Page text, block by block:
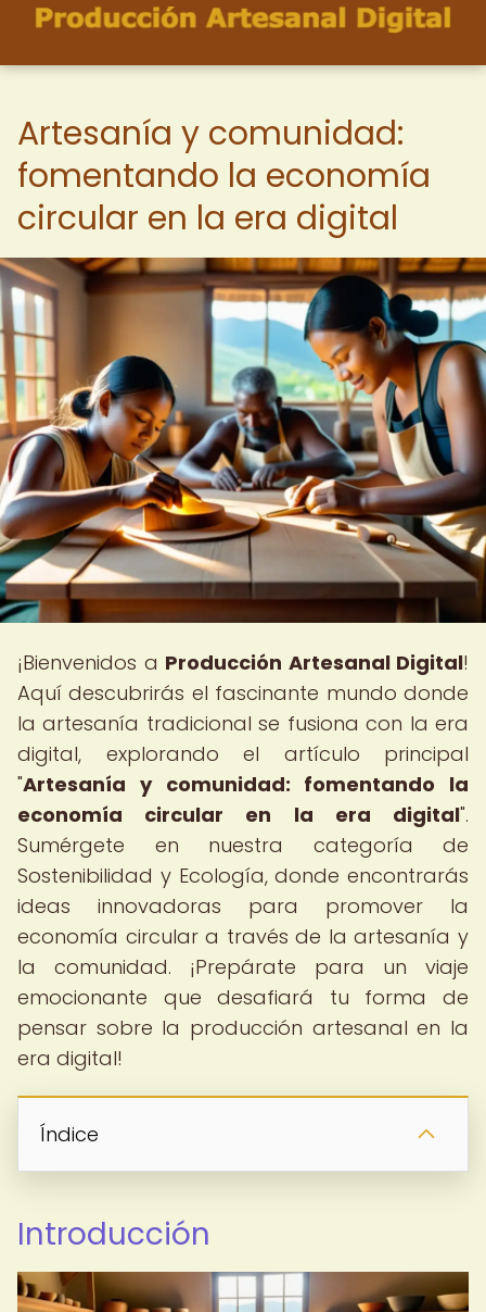
Artesanía y comunidad:
fomentando la economía
circular en la era digital
¡Bienvenidos a Producción Artesanal Digital!
Aquí descubrirás el fascinante mundo donde
la artesanía tradicional se fusiona con la era
digital, explorando el artículo principal
"Artesanía y comunidad: fomentando la
economía circular en la era digital".
Sumérgete en nuestra categoría de
Sostenibilidad y Ecología, donde encontrarás
ideas innovadoras para promover la
economía circular a través de la artesanía y
la comunidad. ¡Prepárate para un viaje
emocionante que desafiará tu forma de
pensar sobre la producción artesanal en la
era digital!
Índice
Introducción